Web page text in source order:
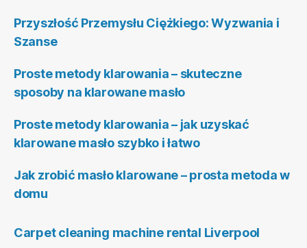
Przyszłość Przemysłu Ciężkiego: Wyzwania i
Szanse
Proste metody klarowania – skuteczne
sposoby na klarowane masło
Proste metody klarowania – jak uzyskać
klarowane masło szybko i łatwo
Jak zrobić masło klarowane – prosta metoda w
domu
Carpet cleaning machine rental Liverpool